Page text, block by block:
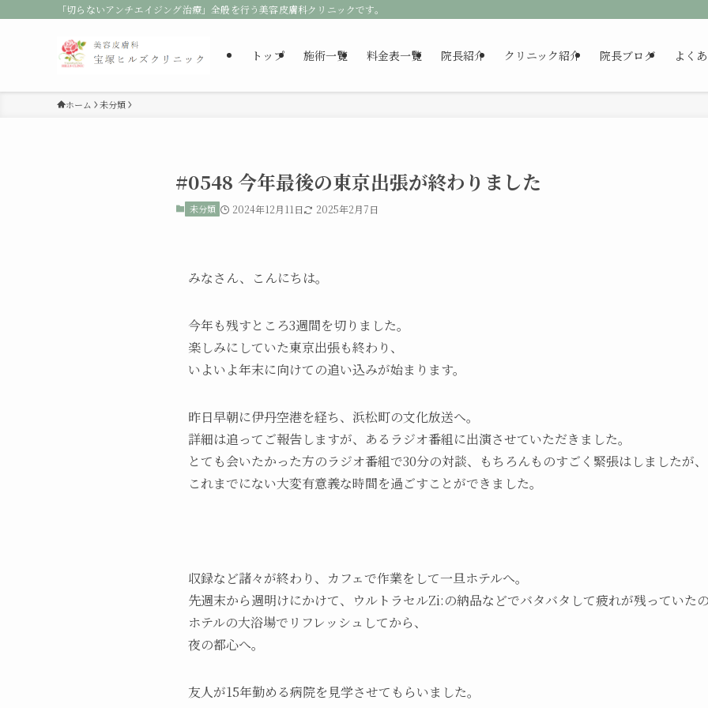
「切らないアンチエイジング治療」全般を行う美容皮膚科クリニックです。
トップ 施術一覧 料金表一覧 院長紹介 クリニック紹介 院長ブログ よく
ホーム 未分類
#0548 今年最後の東京出張が終わりました
未分類 2024年12月11日 2025年2月7日
みなさん、こんにちは。
今年も残すところ3週間を切りました。
楽しみにしていた東京出張も終わり、
いよいよ年末に向けての追い込みが始まります。
昨日早朝に伊丹空港を経ち、浜松町の文化放送へ。
詳細は追ってご報告しますが、あるラジオ番組に出演させていただきました。
とても会いたかった方のラジオ番組で30分の対談、もちろんものすごく緊張はしましたが、
これまでにない大変有意義な時間を過ごすことができました。
収録など諸々が終わり、カフェで作業をして一旦ホテルへ。
先週末から週明けにかけて、ウルトラセルZi:の納品などでバタバタして疲れが残っていた
ホテルの大浴場でリフレッシュしてから、
夜の都心へ。
友人が15年勤める病院を見学させてもらいました。